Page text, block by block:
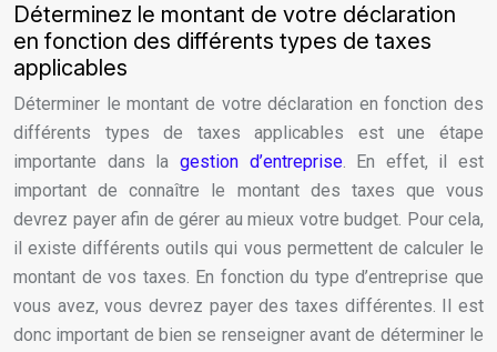
Déterminez le montant de votre déclaration
en fonction des différents types de taxes
applicables
Déterminer le montant de votre déclaration en fonction des
différents types de taxes applicables est une étape
importante dans la gestion d’entreprise. En effet, il est
important de connaître le montant des taxes que vous
devrez payer afin de gérer au mieux votre budget. Pour cela,
il existe différents outils qui vous permettent de calculer le
montant de vos taxes. En fonction du type d’entreprise que
vous avez, vous devrez payer des taxes différentes. Il est
donc important de bien se renseigner avant de déterminer le